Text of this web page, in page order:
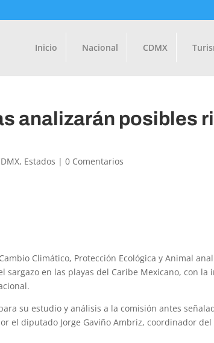
Inicio Nacional CDMX
analizarán posibles
, Estados |0 Comentarios
Climático, Protección Ecológica y Animal
en las playas del Caribe Mexicano, con la
su estudio y análisis a la comisión antes
el diputado Jorge Gaviño Ambriz, coordinador